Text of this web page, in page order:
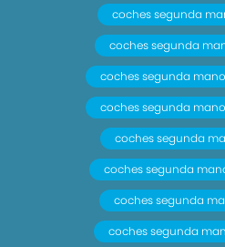
Diesel, Manual y 5 puertas.
coches segunda
coches segunda
coches segunda
coches segunda
coches segunda
coches segunda
coches segunda
coches segunda